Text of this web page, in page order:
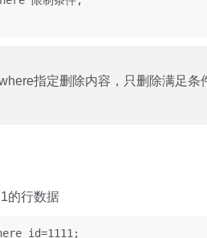
指定删除内容，只删除满足
的行数据
id=1111;